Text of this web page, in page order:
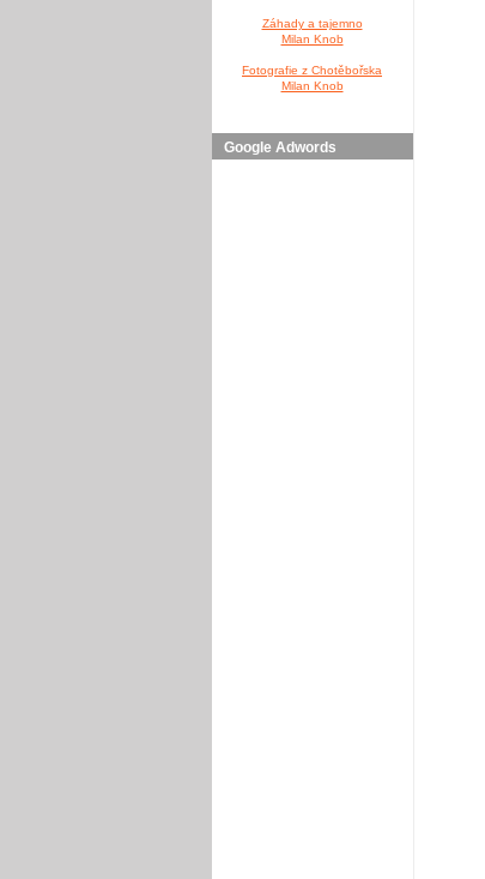
Záhady a tajemno
Milan Knob
Fotografie z Chotěbořska
Milan Knob
Google Adwords